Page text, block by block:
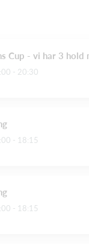
Cup - vi har 3 hold
- 20:30
- 18:15
- 18:15